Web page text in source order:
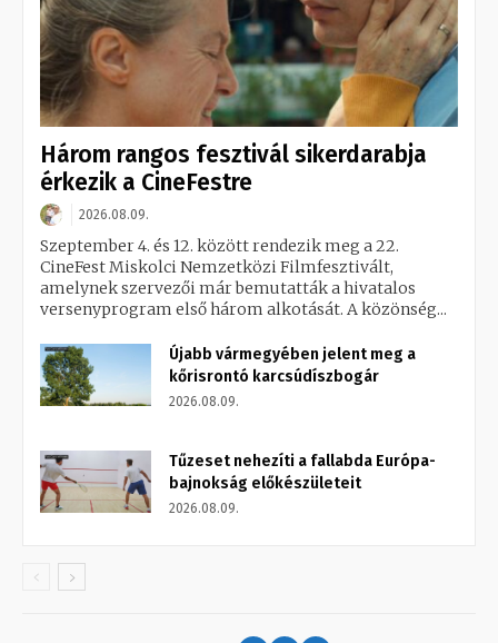
Három rangos fesztivál sikerdarabja
érkezik a CineFestre
2026.08.09.
Szeptember 4. és 12. között rendezik meg a 22.
CineFest Miskolci Nemzetközi Filmfesztivált,
amelynek szervezői már bemutatták a hivatalos
versenyprogram első három alkotását. A közönség...
Újabb vármegyében jelent meg a
kőrisrontó karcsúdíszbogár
2026.08.09.
Tűzeset nehezíti a fallabda Európa-
bajnokság előkészületeit
2026.08.09.